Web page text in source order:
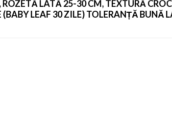
ROZETĂ LATĂ 25-30 CM, TEXTURĂ
LEAF 30 ZILE) TOLERANȚĂ BUNĂ